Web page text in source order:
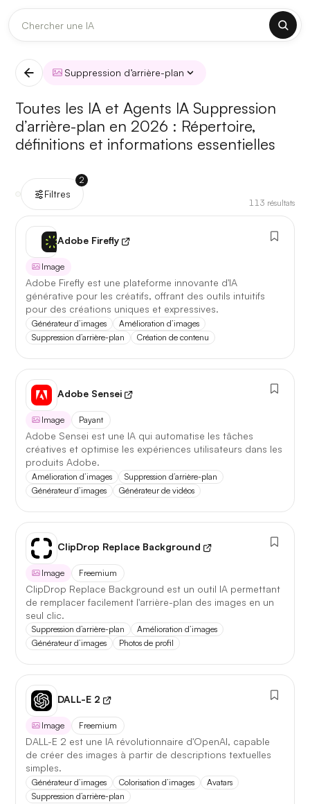
✕
DERNIÈRES MISES À JOUR MODÈLES
Claude
[TEST] Claude Opus 4.8 : ce qui change
5 août 2026
Anthropic met à jour Claude Opus le 2 août 2026. Cette
réponses longues et la vitesse de première réponse.
Ce qui change
Contexte étendu— les documents longs sont traités
d’un seul tenant, sans découpage manuel.
Réponses longues
textes de plusieurs milliers de mots.
Première réponse— latence réduite sur les requêtes
courtes.
Comparatif avec la version
précédente
Opus 4.6→ Opus 4.8
Note globale 88,1 / 100→90,3 / 100
+2,2
Latence 1re réponse 2,1 s
Contexte maximal ×2,5
Lire l'article complet
[TEST] Midjourney V8 : ce qui change
5 juillet 2026
Suppression d’arrière-plan
Toutes les IA et Agents IA Suppression
d’arrière-plan en 2026 : Répertoire,
définitions et informations essentielles
113 résultats
Filtres
2
Adobe Firefly
Image
Adobe Firefly est une plateforme innovante d'IA
générative pour les créatifs, offrant des outils intuitifs
pour des créations uniques et expressives.
Générateur d’images
Amélioration d’images
Suppression d’arrière-plan
Création de contenu
Adobe Sensei
Image Payant
Adobe Sensei est une IA qui automatise les tâches
créatives et optimise les expériences utilisateurs dans les
produits Adobe.
Amélioration d’images
Suppression d’arrière-plan
Générateur d’images
Générateur de vidéos
ClipDrop Replace Background
Image Freemium
ClipDrop Replace Background est un outil IA permettant
de remplacer facilement l'arrière-plan des images en un
seul clic.
Suppression d’arrière-plan
Amélioration d’images
Générateur d’images
Photos de profil
DALL-E 2
Image Freemium
DALL-E 2 est une IA révolutionnaire d'OpenAI, capable
de créer des images à partir de descriptions textuelles
simples.
Générateur d’images Colorisation d’images
Avatars
Suppression d’arrière-plan